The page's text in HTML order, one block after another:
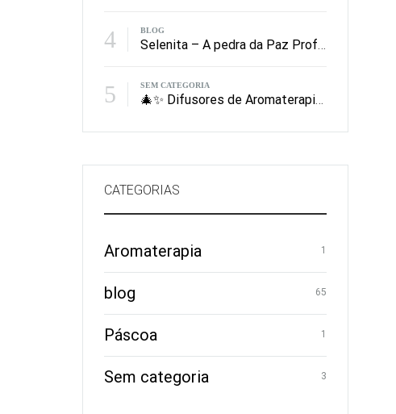
4 BLOG
Selenita – A pedra da Paz Profunda
5 SEM CATEGORIA
🎄✨ Difusores de Aromaterapia: O Presente de Natal Que Perfuma, Equilibra e Encanta
CATEGORIAS
Aromaterapia 1
blog 65
Páscoa 1
Sem categoria 3